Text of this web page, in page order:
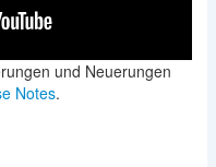
und Neuerungen
Notes.